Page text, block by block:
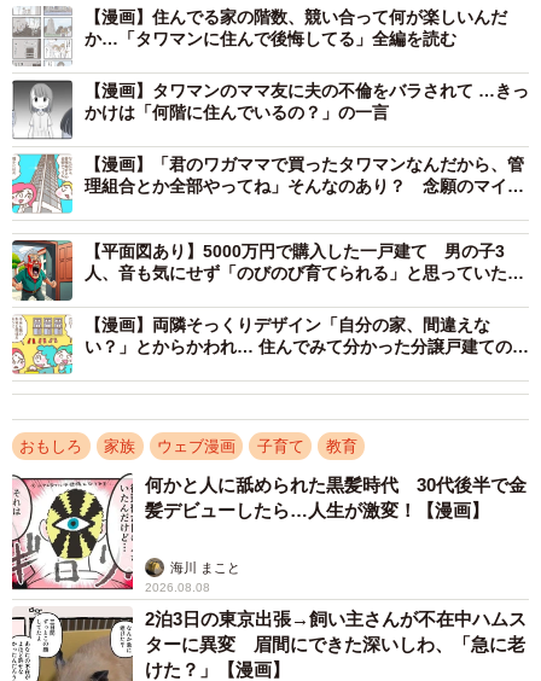
境の変化にどうも馴染めず、自分と他人を比べてしまう
舞。
今後の悪い展開を予感させる始まり(C)gurahamuco
読者からは「こういうのってリアルにあるんだろうな…」
「母親としてママ友との関係性や子どもの将来のこと、他
のパパと比較した自分の夫など…いろいろと考えさせられ
る話ですね」など、多くの反響を呼びました。
【漫画】住んでる家の階数、競い合って何が楽しいんだ
か…「タワマンに住んで後悔してる」全編を読む
【漫画】タワマンのママ友に夫の不倫をバラされて …きっ
かけは「何階に住んでいるの？」の一言
【漫画】「君のワガママで買ったタワマンなんだから、管
理組合とか全部やってね」そんなのあり？ 念願のマイホ
【平面図あり】5000万円で購入した一戸建て 男の子3
人、音も気にせず「のびのび育てられる」と思っていたの
【漫画】両隣そっくりデザイン「自分の家、間違えな
い？」とからかわれ… 住んでみて分かった分譲戸建ての思
おもしろ 家族 ウェブ漫画 子育て 教育
何かと人に舐められた黒髪時代 30代後半で金
髪デビューしたら…人生が激変！【漫画】
海川 まこと
2026.08.08
2泊3日の東京出張→飼い主さんが不在中ハムス
ターに異変 眉間にできた深いしわ、「急に老
けた？」【漫画】